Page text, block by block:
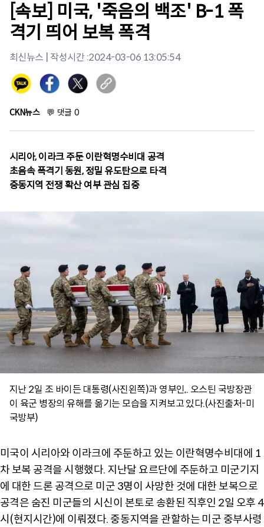
[속보] 미국, '죽음의 백조' B-1 폭
격기 띄어 보복 폭격
최신뉴스 | 작성시간 :2024-03-06 13:05:54
CKN뉴스 💬 댓글 0
시리아, 이라크 주둔 이란혁명수비대 공격
초음속 폭격기 동원, 정밀 유도탄으로 타격
중동지역 전쟁 확산 여부 관심 집중
지난 2일 조 바이든 대통령(사진왼쪽)과 영부인,. 오스틴 국방장관
이 육군 병장의 유해를 옮기는 모습을 지켜보고 있다.(사진출처-미
국방부)
미국이 시리아와 이라크에 주둔하고 있는 이란혁명수비대에 1
차 보복 공격을 시행했다. 지난달 요르단에 주둔하고 미군기지
에 대한 드론 공격으로 미군 3명이 사망한 것에 대한 보복으로
공격은 숨진 미군들의 시신이 본토로 송환된 직후인 2일 오후 4
시(현지시간)에 이뤄졌다. 중동지역을 관할하는 미군 중부사령